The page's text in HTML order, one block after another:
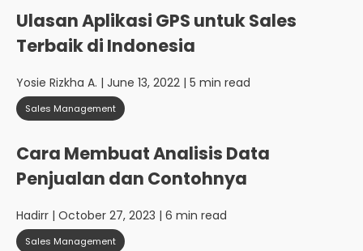
Ulasan Aplikasi GPS untuk Sales
Terbaik di Indonesia
Yosie Rizkha A. | June 13, 2022 | 5 min read
Sales Management
Cara Membuat Analisis Data
Penjualan dan Contohnya
Hadirr | October 27, 2023 | 6 min read
Sales Management